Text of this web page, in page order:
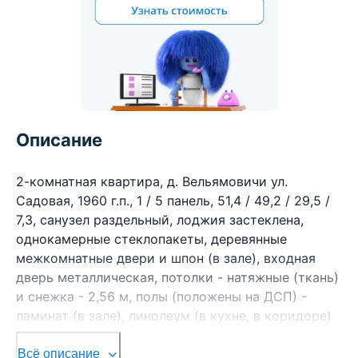
Описание
2-комнатная квартира, д. Вельямовичи ул.
Садовая, 1960 г.п., 1 / 5 панель, 51,4 / 49,2 / 29,5 /
7,3, санузел раздельный, лоджия застеклена,
однокамерные стеклопакеты, деревянные
межкомнатные двери и шпон (в зале), входная
дверь металлическая, потолки - натяжные (ткань)
и снежка - 2,56 м, полы (положены на ДСП) -
ламинат (в зале), линолеум (в кухне, в коридоре)
и ДСП (в комнате), стены оклеены обоями,
стальная ванна, установлен бойлер, новый
Всё описание